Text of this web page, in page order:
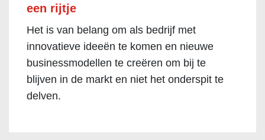
een rijtje
Het is van belang om als bedrijf met
innovatieve ideeën te komen en nieuwe
businessmodellen te creëren om bij te
blijven in de markt en niet het onderspit te
delven.